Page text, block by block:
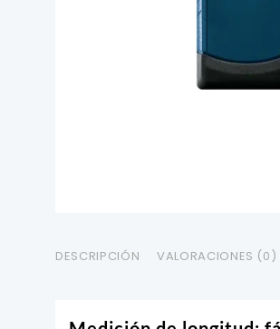
DESCRIPCIÓN VALORACIONES (0)